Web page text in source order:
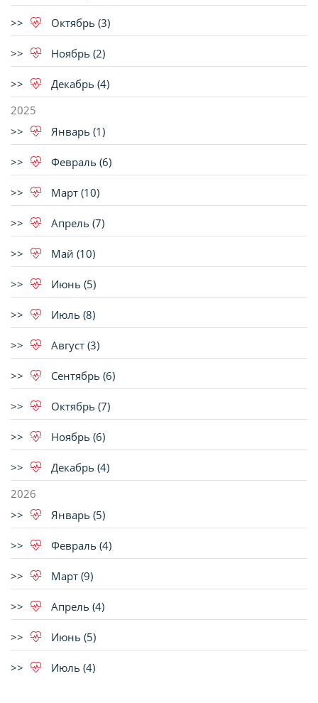
Октябрь (3)
Ноябрь (2)
Декабрь (4)
2025
Январь (1)
Февраль (6)
Март (10)
Апрель (7)
Май (10)
Июнь (5)
Июль (8)
Август (3)
Сентябрь (6)
Октябрь (7)
Ноябрь (6)
Декабрь (4)
2026
Январь (5)
Февраль (4)
Март (9)
Апрель (4)
Июнь (5)
Июль (4)